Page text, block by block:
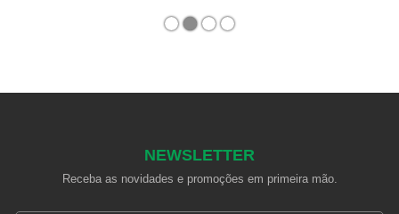
1 2 3 4
NEWSLETTER
Receba as novidades e promoções em primeira mão.